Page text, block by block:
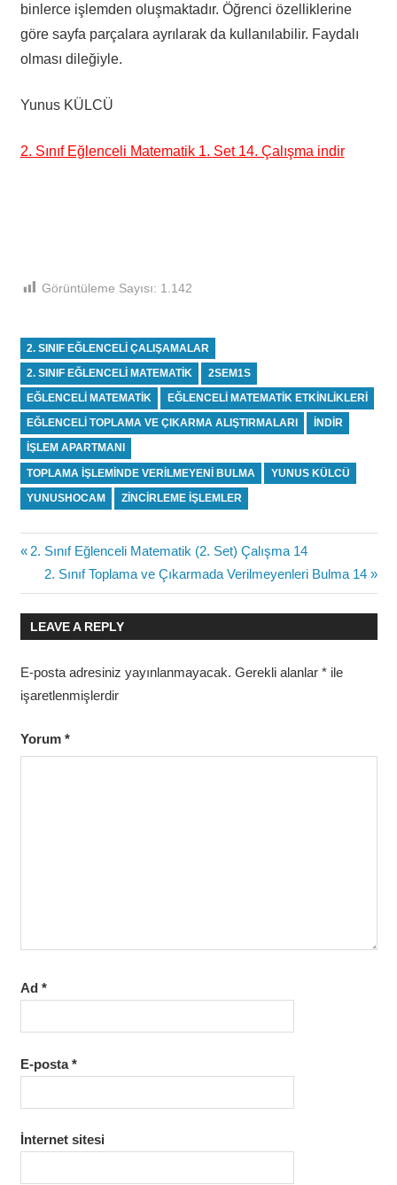
binlerce işlemden oluşmaktadır. Öğrenci özelliklerine
göre sayfa parçalara ayrılarak da kullanılabilir. Faydalı
olması dileğiyle.
Yunus KÜLCÜ
2. Sınıf Eğlenceli Matematik 1. Set 14. Çalışma indir
Görüntüleme Sayısı: 1.142
2. SINIF EĞLENCELI ÇALIŞAMALAR
2. SINIF EĞLENCELI MATEMATIK 2SEM1S
EĞLENCELI MATEMATIK EĞLENCELI MATEMATIK ETKINLIKLERI
EĞLENCELI TOPLAMA VE ÇIKARMA ALIŞTIRMALARI INDIR
IŞLEM APARTMANI
TOPLAMA IŞLEMINDE VERILMEYENI BULMA YUNUS KÜLCÜ
YUNUSHOCAM ZINCIRLEME IŞLEMLER
Yazı
gezinmesi
Previous
Post:
2. Sınıf Eğlenceli Matematik (2. Set) Çalışma 14
Next
Post:
2. Sınıf Toplama ve Çıkarmada Verilmeyenleri Bulma 14
LEAVE A REPLY
E-posta adresiniz yayınlanmayacak. Gerekli alanlar *ile
işaretlenmişlerdir
Yorum *
Ad *
E-posta*
İnternet sitesi